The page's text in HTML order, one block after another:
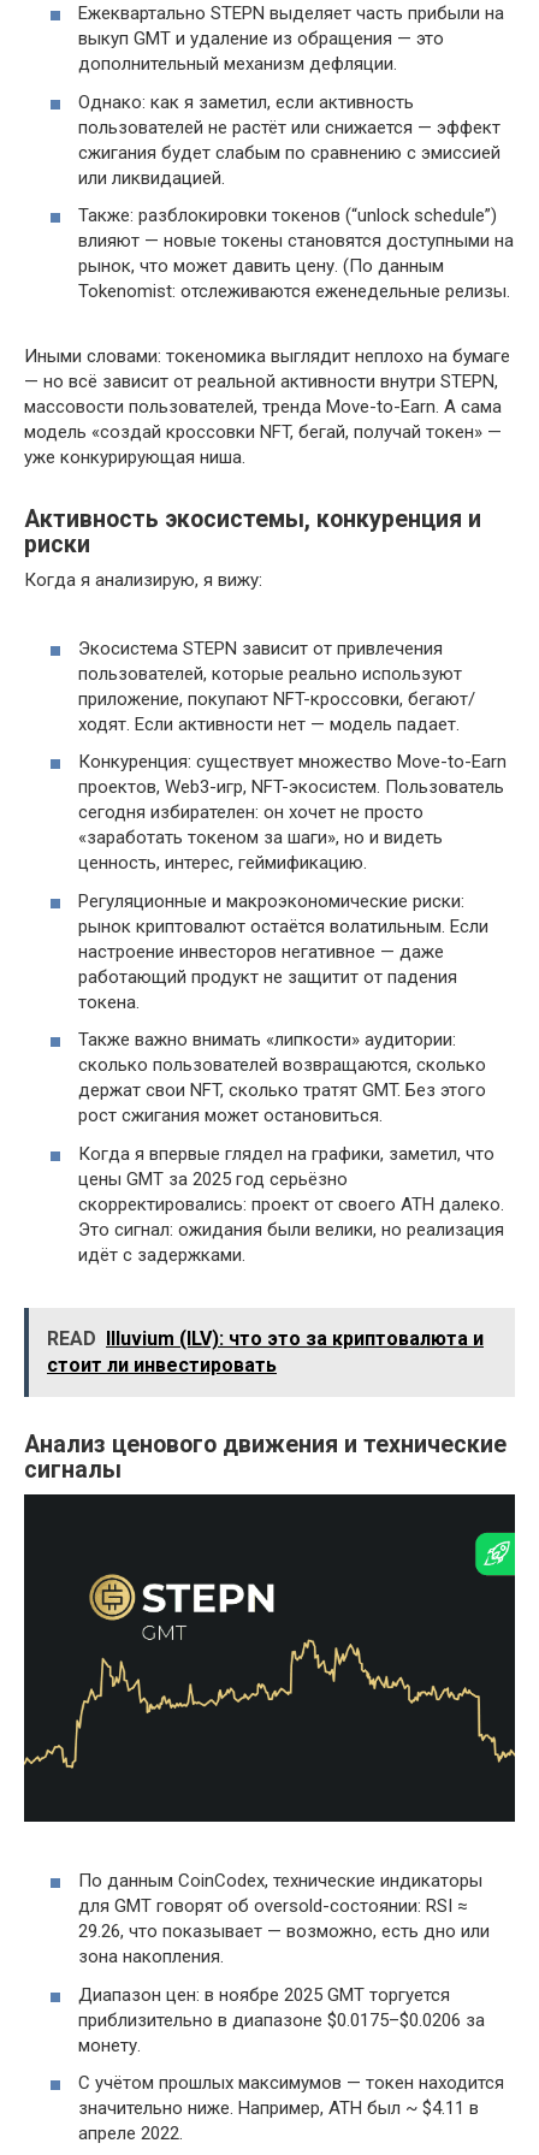
Ежеквартально STEPN выделяет часть прибыли на
выкуп GMT и удаление из обращения — это
дополнительный механизм дефляции.
Однако: как я заметил, если активность
пользователей не растёт или снижается — эффект
сжигания будет слабым по сравнению с эмиссией
или ликвидацией.
Также: разблокировки токенов (“unlock schedule”)
влияют — новые токены становятся доступными на
рынок, что может давить цену. (По данным
Tokenomist: отслеживаются еженедельные релизы.
Иными словами: токеномика выглядит неплохо на бумаге
— но всё зависит от реальной активности внутри STEPN,
массовости пользователей, тренда Move-to-Earn. А сама
модель «создай кроссовки NFT, бегай, получай токен» —
уже конкурирующая ниша.
Активность экосистемы, конкуренция и
риски
Когда я анализирую, я вижу:
Эко­система STEPN зависит от привлечения
пользователей, которые реально используют
приложение, покупают NFT-кроссовки, бегают/
ходят. Если активности нет — модель падает.
Конкуренция: существует множество Move-to-Earn
проектов, Web3-игр, NFT-экосистем. Пользователь
сегодня избирателен: он хочет не просто
«заработать токеном за шаги», но и видеть
ценность, интерес, геймификацию.
Регуляционные и макроэкономические риски:
рынок криптовалют остаётся волатильным. Если
настроение инвесторов негативное — даже
работающий продукт не защитит от падения
токена.
Также важно внимать «липкости» аудитории:
сколько пользователей возвращаются, сколько
держат свои NFT, сколько тратят GMT. Без этого
рост сжигания может остановиться.
Когда я впервые глядел на графики, заметил, что
цены GMT за 2025 год серьёзно
скорректировались: проект от своего ATH далеко.
Это сигнал: ожидания были велики, но реализация
идёт с задержками.
READ Illuvium (ILV): что это за криптовалюта и
стоит ли инвестировать
Анализ ценового движения и технические
сигналы
По данным CoinCodex, технические индикаторы
для GMT говорят об oversold-состоянии: RSI ≈
29.26, что показывает — возможно, есть дно или
зона накопления.
Диапазон цен: в ноябре 2025 GMT торгуется
приблизительно в диапазоне $0.0175–$0.0206 за
монету.
С учётом прошлых максимумов — токен находится
значительно ниже. Например, ATH был ~ $4.11 в
апреле 2022.